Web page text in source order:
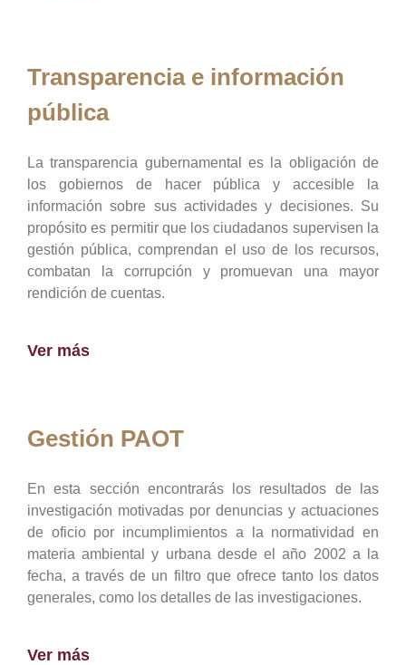
Transparencia e información
pública
La transparencia gubernamental es la obligación de
los gobiernos de hacer pública y accesible la
información sobre sus actividades y decisiones. Su
propósito es permitir que los ciudadanos supervisen la
gestión pública, comprendan el uso de los recursos,
combatan la corrupción y promuevan una mayor
rendición de cuentas.
Ver más
Gestión PAOT
En esta sección encontrarás los resultados de las
investigación motivadas por denuncias y actuaciones
de oficio por incumplimientos a la normatividad en
materia ambiental y urbana desde el año 2002 a la
fecha, a través de un filtro que ofrece tanto los datos
generales, como los detalles de las investigaciones.
Ver más